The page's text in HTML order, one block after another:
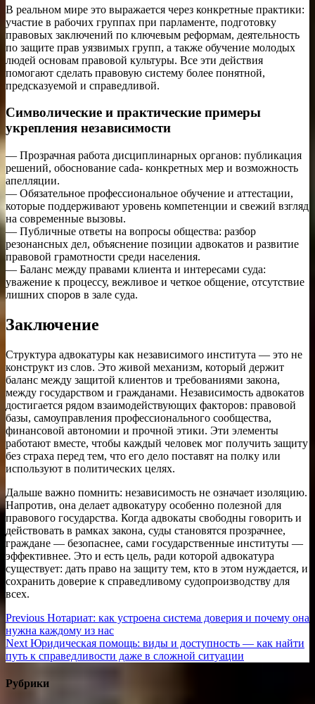
В реальном мире это выражается через конкретные практики:
участие в рабочих группах при парламенте, подготовку
правовых заключений по ключевым реформам, деятельность
по защите прав уязвимых групп, а также обучение молодых
людей основам правовой культуры. Все эти действия
помогают сделать правовую систему более понятной,
предсказуемой и справедливой.
Символические и практические примеры
укрепления независимости
— Прозрачная работа дисциплинарных органов: публикация
решений, обоснование cada- конкретных мер и возможность
апелляции.
— Обязательное профессиональное обучение и аттестации,
которые поддерживают уровень компетенции и свежий взгляд
на современные вызовы.
— Публичные ответы на вопросы общества: разбор
резонансных дел, объяснение позиции адвокатов и развитие
правовой грамотности среди населения.
— Баланс между правами клиента и интересами суда:
уважение к процессу, вежливое и четкое общение, отсутствие
лишних споров в зале суда.
Заключение
Структура адвокатуры как независимого института — это не
конструкт из слов. Это живой механизм, который держит
баланс между защитой клиентов и требованиями закона,
между государством и гражданами. Независимость адвокатов
достигается рядом взаимодействующих факторов: правовой
базы, самоуправления профессионального сообщества,
финансовой автономии и прочной этики. Эти элементы
работают вместе, чтобы каждый человек мог получить защиту
без страха перед тем, что его дело поставят на полку или
используют в политических целях.
Дальше важно помнить: независимость не означает изоляцию.
Напротив, она делает адвокатуру особенно полезной для
правового государства. Когда адвокаты свободны говорить и
действовать в рамках закона, суды становятся прозрачнее,
граждане — безопаснее, сами государственные институты —
эффективнее. Это и есть цель, ради которой адвокатура
существует: дать право на защиту тем, кто в этом нуждается, и
сохранить доверие к справедливому судопроизводству для
всех.
Навигация
по
записям
Previous Previous
post:
Нотариат: как устроена система доверия и почему она
нужна каждому из нас
Next Next
post:
Юридическая помощь: виды и доступность — как найти
путь к справедливости даже в сложной ситуации
Рубрики